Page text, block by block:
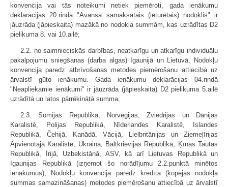
konvencija vai tās noteikumi netiek piemēroti, gada ienākumu
deklarācijas 20.rindā "Avansā samaksātais (ieturētais) nodoklis" ir
jāuzrāda (jāpieskaita) mazākā no nodokļa summām, kas uzrādītas D2
pielikuma 8. vai 10.ailē;
2.2. no saimnieciskās darbības, neatkarīgu un atkarīgu individuālu
pakalpojumu sniegšanas (darba algas) Igaunijā un Lietuvā, Nodokļu
konvencija paredz atbrīvošanas metodes piemērošanu attiecībā uz
ārvalstī gūto ienākumu. Gada ienākumu deklarācijas 04.rindā
"Neapliekamie ienākumi" ir jāuzrāda (jāpieskaita) D2 pielikuma 5.ailē
uzrādītā un latos pārrēķinātā summa;
2.3. Somijas Republikā, Norvēģijas, Zviedrijas un Dānijas
Karalistē, Polijas Republikā, Nīderlandes Karalistē, Islandes
Republikā, Čehijā, Kanādā, Vācijā, Lielbritānijas un Ziemeļīrijas
Apvienotajā Karalistē, Ukrainā, Baltkrievijas Republikā, Ķīnas Tautas
Republikā, Īrijā, Uzbekistānā, ASV, kā arī Lietuvas Republikā un
Igaunijas Republikā (izņemot šo norādījumu 2.2.punktā minētos
ienākumus), Nodokļu konvencija paredz kredīta (kopējās nodokļa
summas samazināšanas) metodes piemērošanu attiecībā uz ārvalstī